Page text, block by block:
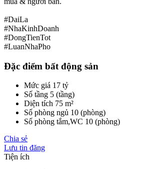
#DaiLa
#NhaKinhDoanh
#DongTienTot
#LuanNhaPho
Đặc điểm bất động sản
Mức giá 17 tỷ
Số tầng 5 (tầng)
Diện tích 75 m²
Số phòng ngủ 10 (phòng)
Số phòng tắm,WC 10 (phòng)
Chia sẻ
Lưu tin đăng
Tiện ích